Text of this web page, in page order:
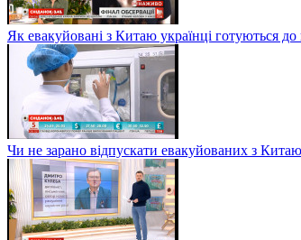
Як евакуйовані з Китаю українці готуються
Чи не зарано відпускати евакуйованих з Китаю